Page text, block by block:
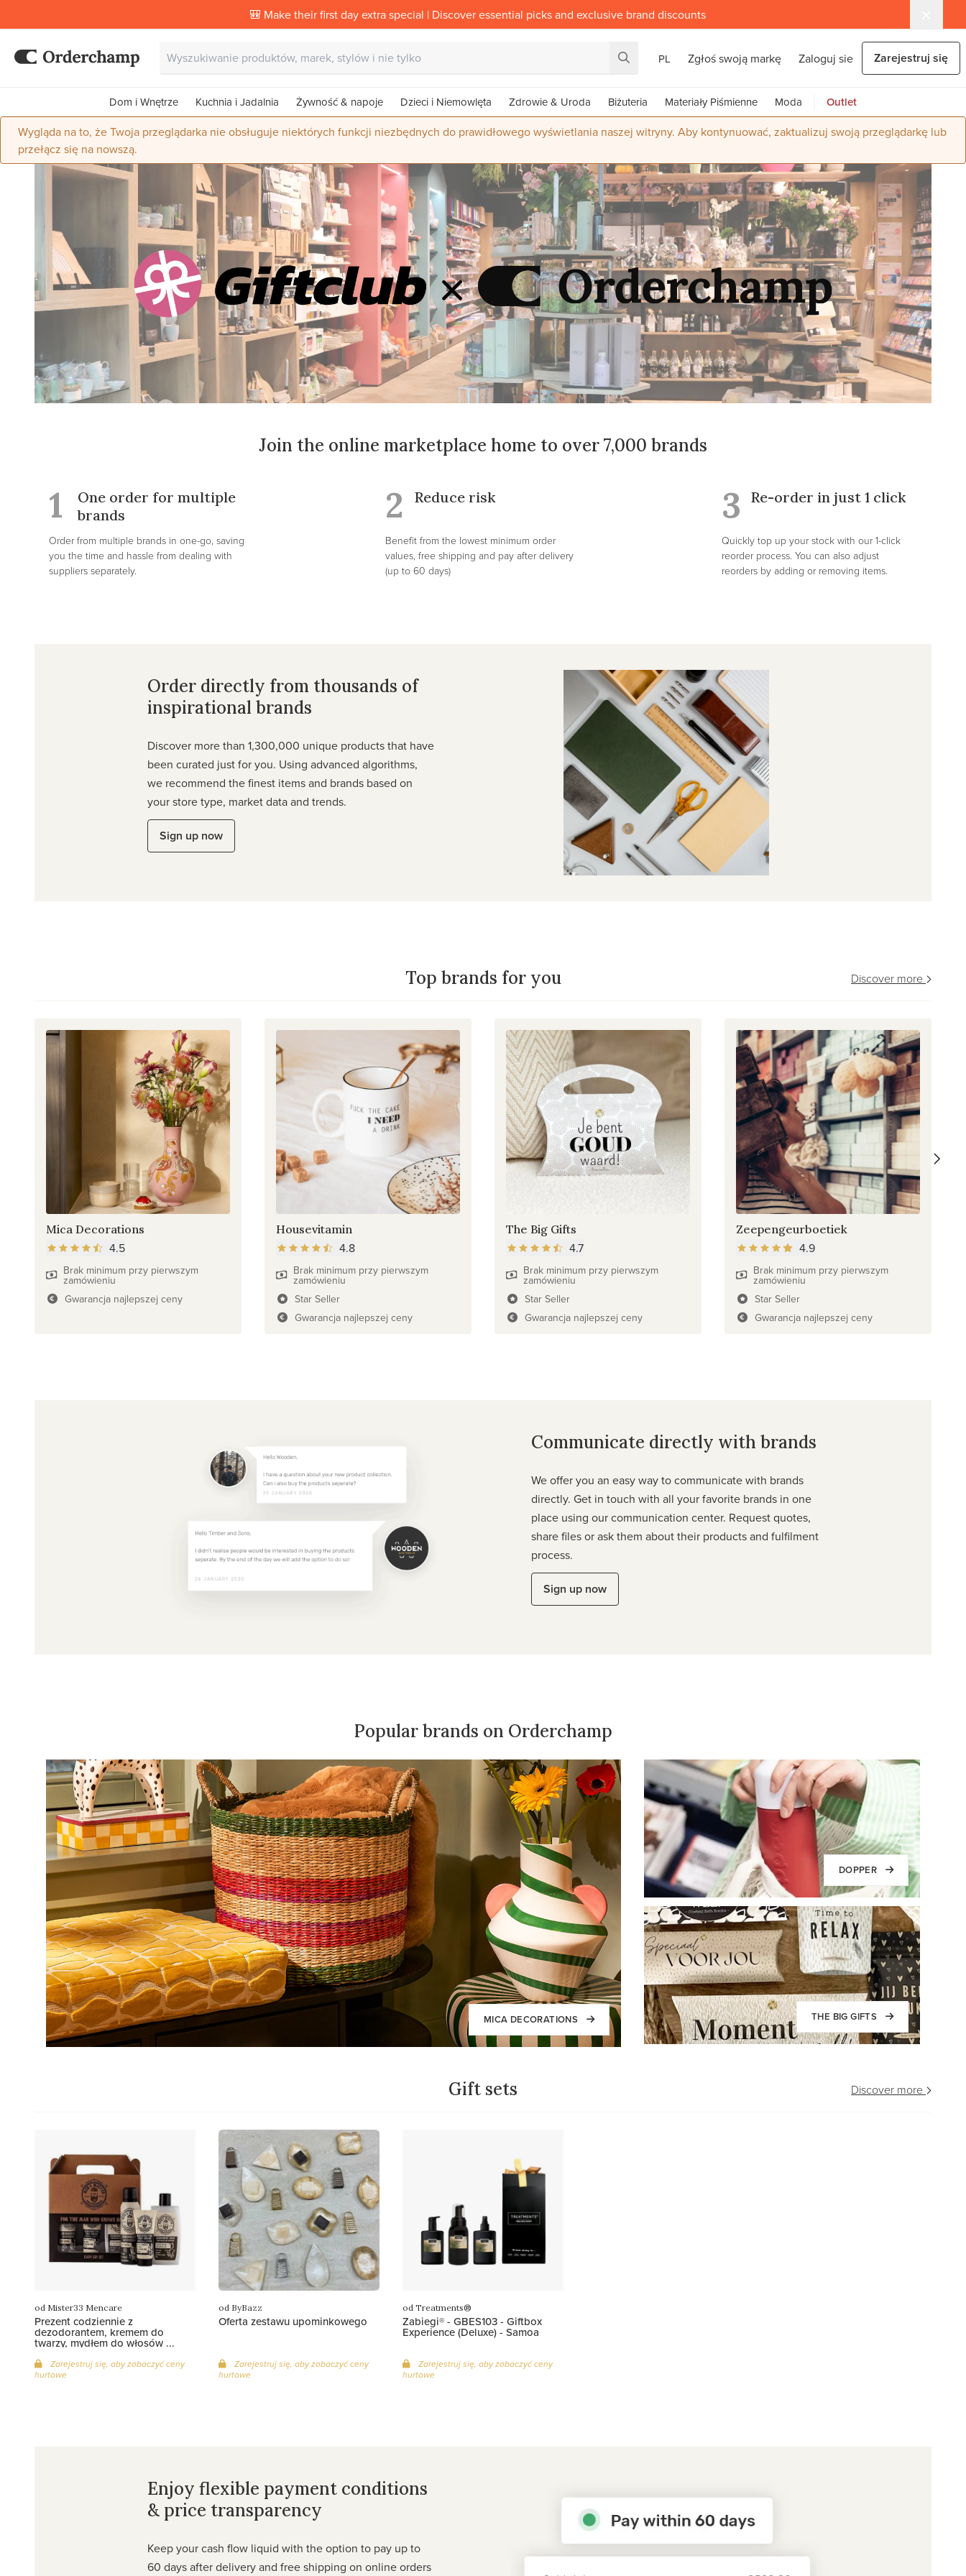
🎒 Make their first day extra special | Discover essential picks and exclusive brand discounts
PL Zgłoś swoją markę Zaloguj sie Zarejestruj się
Dom i Wnętrze Kuchnia i Jadalnia Żywność & napoje Dzieci i Niemowlęta Zdrowie & Uroda Biżuteria Materiały Piśmienne Moda Outlet
Wygląda na to, że Twoja przeglądarka nie obsługuje niektórych funkcji niezbędnych do prawidłowego wyświetlania naszej witryny. Aby kontynuować, zaktualizuj swoją przeglądarkę lub
przełącz się na nowszą.
Join the online marketplace home to over 7,000 brands
1
One order for multiple
brands
2 Reduce risk 3 Re-order in just 1 click
Order from multiple brands in one-go, saving
you the time and hassle from dealing with
suppliers separately.
Benefit from the lowest minimum order
values, free shipping and pay after delivery
(up to 60 days)
Quickly top up your stock with our 1-click
reorder process. You can also adjust
reorders by adding or removing items.
Order directly from thousands of
inspirational brands
Discover more than 1,300,000 unique products that have
been curated just for you. Using advanced algorithms,
we recommend the finest items and brands based on
your store type, market data and trends.
Sign up now
Top brands for you Discover more
Mica Decorations
4.5
Brak minimum przy pierwszym
zamówieniu
Gwarancja najlepszej ceny
Housevitamin
4.8
Brak minimum przy pierwszym
zamówieniu
Star Seller
Gwarancja najlepszej ceny
The Big Gifts
4.7
Brak minimum przy pierwszym
zamówieniu
Star Seller
Gwarancja najlepszej ceny
Zeepengeurboetiek
4.9
Brak minimum przy pierwszym
zamówieniu
Star Seller
Gwarancja najlepszej ceny
Communicate directly with brands
We offer you an easy way to communicate with brands
directly. Get in touch with all your favorite brands in one
place using our communication center. Request quotes,
share files or ask them about their products and fulfilment
process.
Sign up now
Popular brands on Orderchamp
MICA DECORATIONS
DOPPER
THE BIG GIFTS
Gift sets Discover more
od Mister33 Mencare
Prezent codziennie z
dezodorantem, kremem do
twarzy, mydłem do włosów ...
Zarejestruj się, aby zobaczyć ceny
hurtowe
od ByBazz
Oferta zestawu upominkowego
Zarejestruj się, aby zobaczyć ceny
hurtowe
od Treatments®
Zabiegi® - GBES103 - Giftbox
Experience (Deluxe) - Samoa
Zarejestruj się, aby zobaczyć ceny
hurtowe
Enjoy flexible payment conditions
& price transparency
Keep your cash flow liquid with the option to pay up to
60 days after delivery and free shipping on online orders